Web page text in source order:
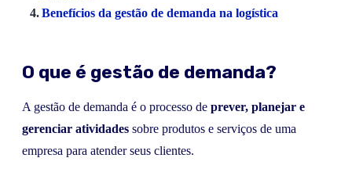
Benefícios da gestão de demanda na logística
O que é gestão de demanda?
A gestão de demanda é o processo de prever, planejar e
gerenciar atividades sobre produtos e serviços de uma
empresa para atender seus clientes.